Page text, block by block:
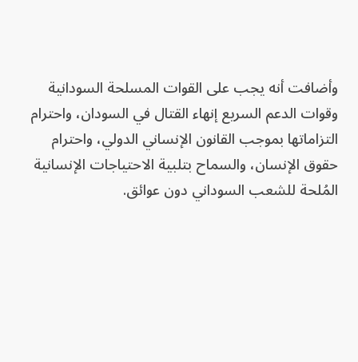
وأضافت أنه يجب على القوات المسلحة السودانية
وقوات الدعم السريع إنهاء القتال في السودان، واحترام
التزاماتها بموجب القانون الإنساني الدولي، واحترام
حقوق الإنسان، والسماح بتلبية الاحتياجات الإنسانية
المُلحة للشعب السوداني دون عوائق.